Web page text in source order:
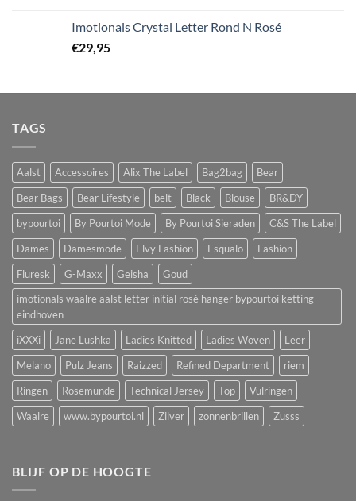
Imotionals Crystal Letter Rond N Rosé
€29,95
TAGS
Aalst Accessoires Alix The Label Bag2bag
Bear
Bear Bags
Bear Lifestyle belt Black Blouse
BR&DY
bypourtoi
By Pourtoi Mode By Pourtoi Sieraden
C&S The Label
Dames
Damesmode Elvy Fashion Esqualo
Fashion
Fluresk
G-Maxx Geisha
Goud
imotionals waalre aalst letter initial rosé hanger bypourtoi ketting
eindhoven
iXXXi
Jane Lushka Ladies Knitted Ladies Woven
Leer
Melano
Pulz Jeans Raizzed Refined Department
riem
Ringen
Rosemunde Technical Jersey Top
Vulringen
Waalre
www.bypourtoi.nl Zilver zonnenbrillen Zusss
BLIJF OP DE HOOGTE